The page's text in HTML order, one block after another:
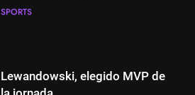
Lewandowski, elegido MVP de
SPORTS
Lewandowski, elegido MVP de